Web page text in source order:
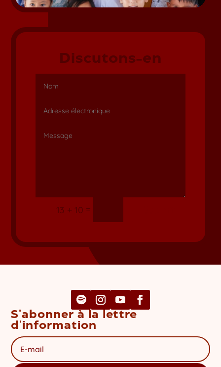
Discutons-en
13 + 10 =
S'abonner à la lettre
d'information